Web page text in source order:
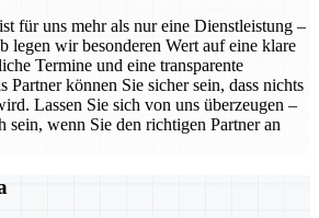
für uns mehr als nur eine Dienstleistung –
legen wir besonderen Wert auf eine klare
Termine und eine transparente
Partner können Sie sicher sein, dass nichts
Lassen Sie sich von uns überzeugen –
sein, wenn Sie den richtigen Partner an